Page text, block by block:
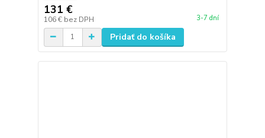
131 €
106 € bez DPH 3-7 dní
Pridať do košíka